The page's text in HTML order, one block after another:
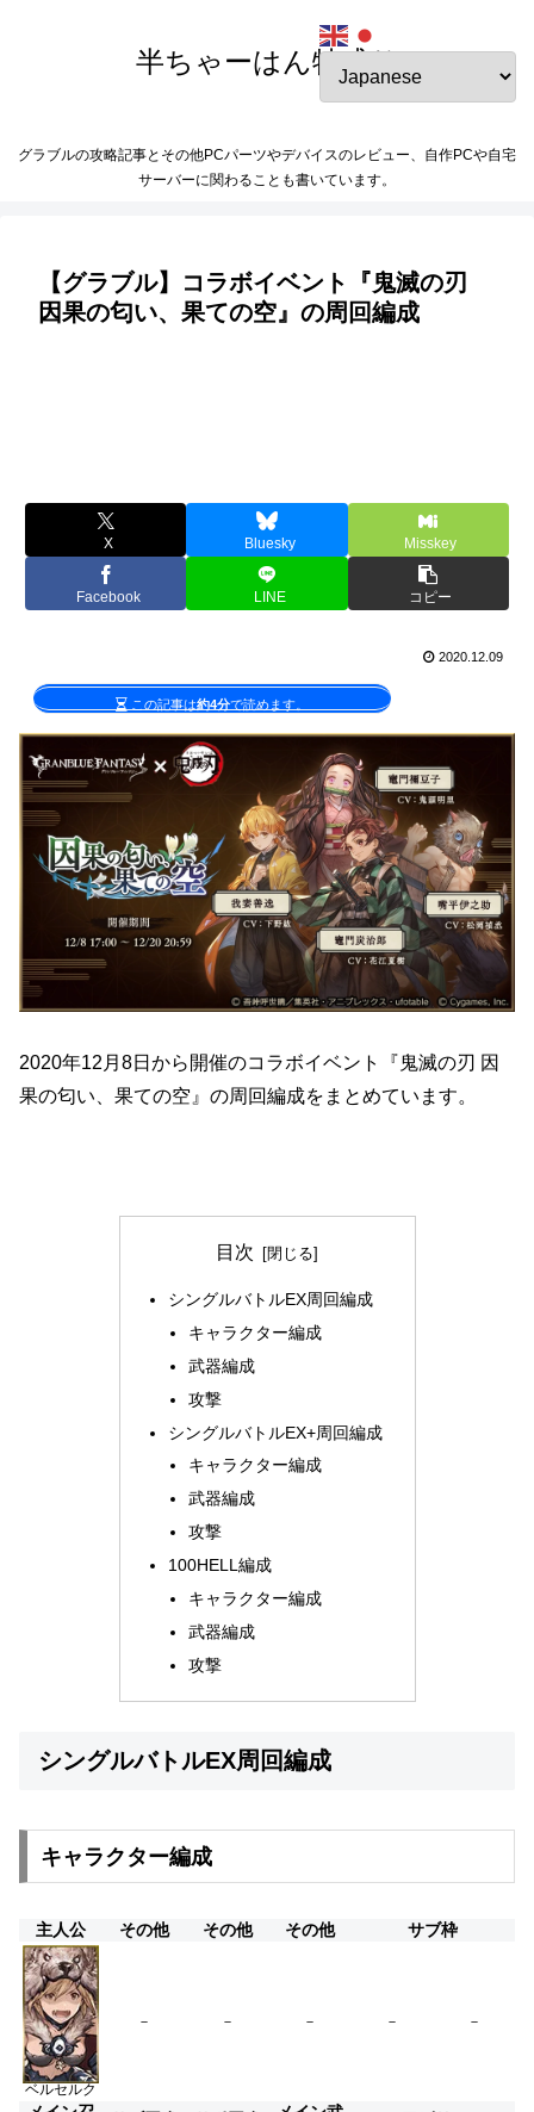
半ちゃーはん特盛り
グラブルの攻略記事とその他PCパーツやデバイスのレビュー、自作PCや自宅
サーバーに関わることも書いています。
【グラブル】コラボイベント『鬼滅の刃
因果の匂い、果ての空』の周回編成
X Bluesky Misskey
Facebook LINE コピー
2020.12.09
この記事は約4分で読めます。
2020年12月8日から開催のコラボイベント『鬼滅の刃 因
果の匂い、果ての空』の周回編成をまとめています。
目次
シングルバトルEX周回編成
キャラクター編成
武器編成
攻撃
シングルバトルEX+周回編成
キャラクター編成
武器編成
攻撃
100HELL編成
キャラクター編成
武器編成
攻撃
シングルバトルEX周回編成
キャラクター編成
主人公 その他 その他 その他 サブ枠
ベルセルク
－ － － － －